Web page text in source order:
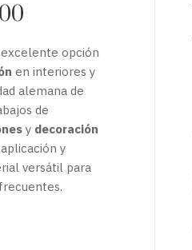
opción
en interiores y
alemana de
de
y decoración
y
versátil para